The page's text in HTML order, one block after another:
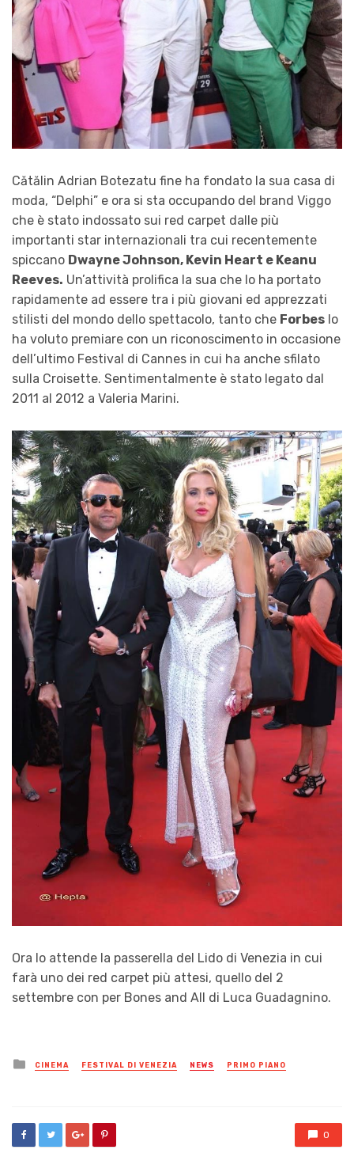
Cătălin Adrian Botezatu fine ha fondato la sua casa di
moda, “Delphi” e ora si sta occupando del brand Viggo
che è stato indossato sui red carpet dalle più
importanti star internazionali tra cui recentemente
spiccano Dwayne Johnson, Kevin Heart e Keanu
Reeves. Un’attività prolifica la sua che lo ha portato
rapidamente ad essere tra i più giovani ed apprezzati
stilisti del mondo dello spettacolo, tanto che Forbes lo
ha voluto premiare con un riconoscimento in occasione
dell’ultimo Festival di Cannes in cui ha anche sfilato
sulla Croisette. Sentimentalmente è stato legato dal
2011 al 2012 a Valeria Marini.
Ora lo attende la passerella del Lido di Venezia in cui
farà uno dei red carpet più attesi, quello del 2
settembre con per Bones and All di Luca Guadagnino.
Posted
in
CINEMA FESTIVAL DI VENEZIA NEWS PRIMO PIANO
0